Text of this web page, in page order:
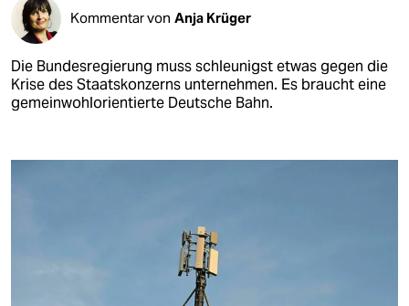
Kommentar von Anja Krüger
Die Bundesregierung muss schleunigst etwas gegen die
Krise des Staatskonzerns unternehmen. Es braucht eine
gemeinwohlorientierte Deutsche Bahn.